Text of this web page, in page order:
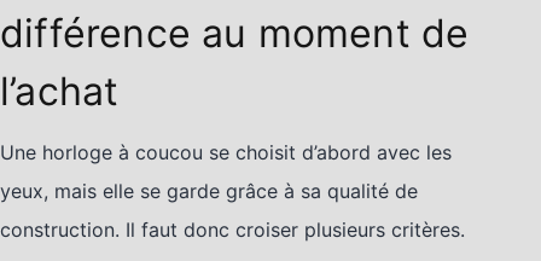
différence au moment de
l’achat
Une horloge à coucou se choisit d’abord avec les
yeux, mais elle se garde grâce à sa qualité de
construction. Il faut donc croiser plusieurs critères.